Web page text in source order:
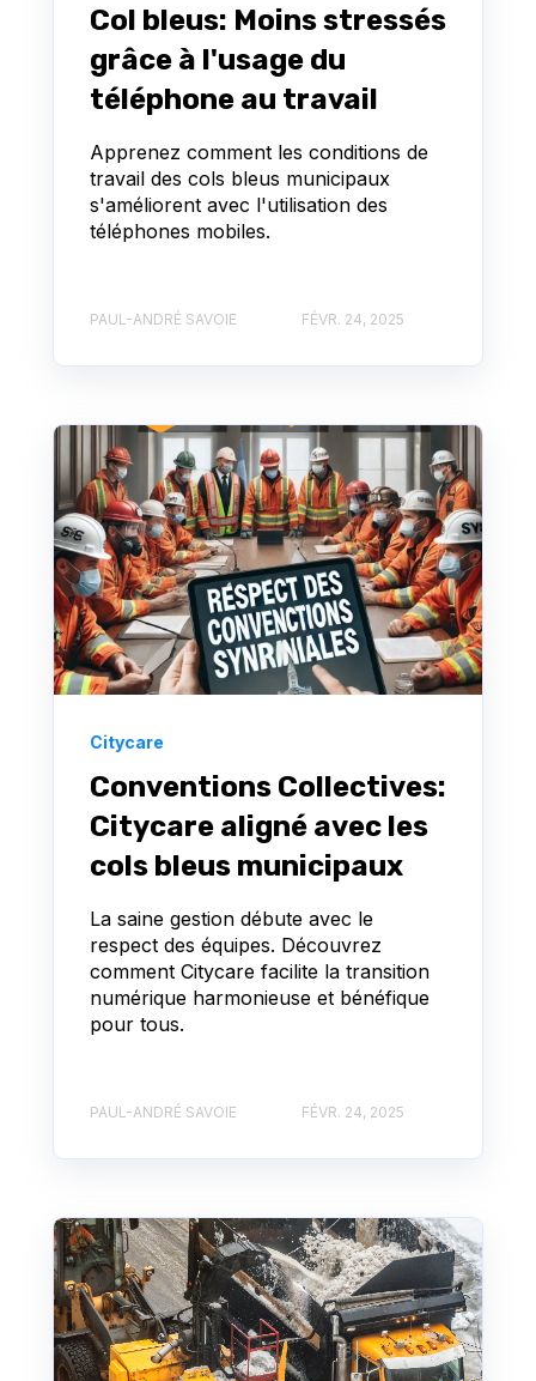
Col bleus: Moins stressés
grâce à l'usage du
téléphone au travail
Apprenez comment les conditions de
travail des cols bleus municipaux
s'améliorent avec l'utilisation des
téléphones mobiles.
PAUL-ANDRÉ SAVOIE FÉVR. 24, 2025
Citycare
Conventions Collectives:
Citycare aligné avec les
cols bleus municipaux
La saine gestion débute avec le
respect des équipes. Découvrez
comment Citycare facilite la transition
numérique harmonieuse et bénéfique
pour tous.
PAUL-ANDRÉ SAVOIE FÉVR. 24, 2025